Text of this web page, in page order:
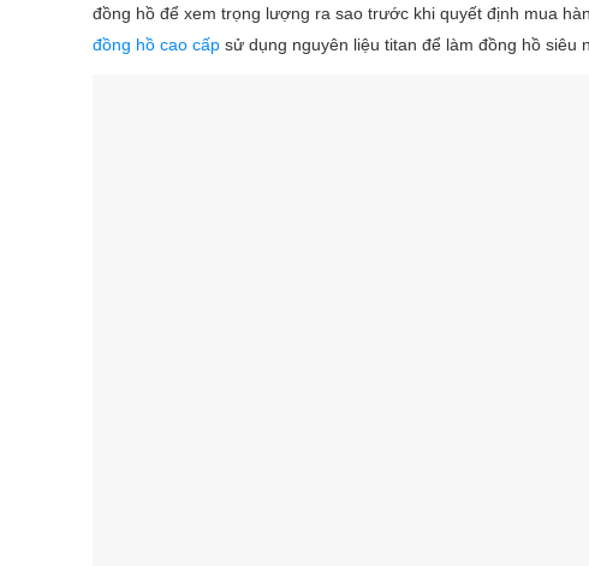
đồng hồ để xem trọng lượng ra sao trước khi quyết định mua
đồng hồ cao cấp sử dụng nguyên liệu titan để làm đồng hồ siêu